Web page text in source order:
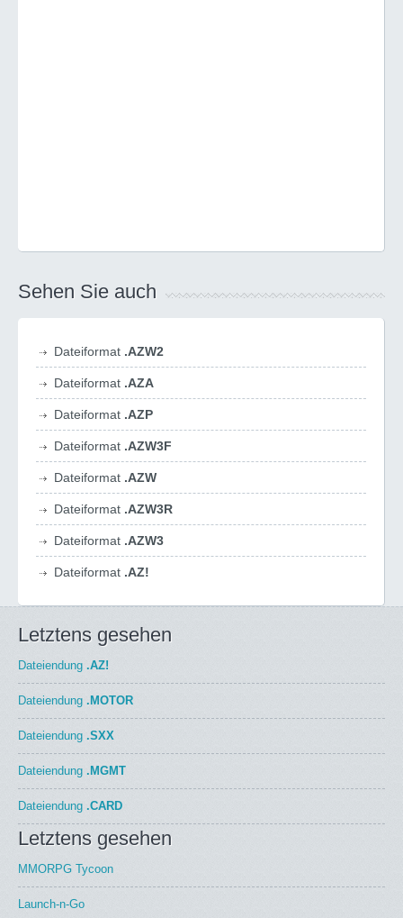
Sehen Sie auch
Dateiformat .AZW2
Dateiformat .AZA
Dateiformat .AZP
Dateiformat .AZW3F
Dateiformat .AZW
Dateiformat .AZW3R
Dateiformat .AZW3
Dateiformat .AZ!
Letztens gesehen
Dateiendung .AZ!
Dateiendung .MOTOR
Dateiendung .SXX
Dateiendung .MGMT
Dateiendung .CARD
Letztens gesehen
MMORPG Tycoon
Launch-n-Go